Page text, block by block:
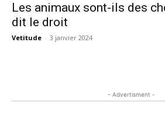
Les animaux sont-ils des
dit le droit
Vetitude - 3 janvier 2024
- Advertisment -